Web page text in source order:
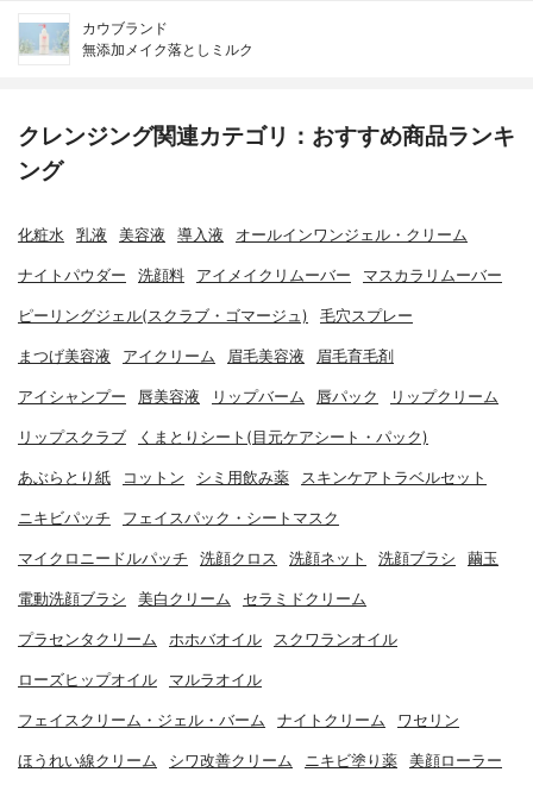
カウブランド
無添加メイク落としミルク
クレンジング関連カテゴリ：おすすめ商品ランキ
ング
化粧水 乳液 美容液 導入液 オールインワンジェル・クリーム
ナイトパウダー 洗顔料 アイメイクリムーバー マスカラリムーバー
ピーリングジェル(スクラブ・ゴマージュ) 毛穴スプレー
まつげ美容液 アイクリーム 眉毛美容液 眉毛育毛剤
アイシャンプー 唇美容液 リップバーム 唇パック リップクリーム
リップスクラブ くまとりシート(目元ケアシート・パック)
あぶらとり紙 コットン シミ用飲み薬 スキンケアトラベルセット
ニキビパッチ フェイスパック・シートマスク
マイクロニードルパッチ 洗顔クロス 洗顔ネット 洗顔ブラシ 繭玉
電動洗顔ブラシ 美白クリーム セラミドクリーム
プラセンタクリーム ホホバオイル スクワランオイル
ローズヒップオイル マルラオイル
フェイスクリーム・ジェル・バーム ナイトクリーム ワセリン
ほうれい線クリーム シワ改善クリーム ニキビ塗り薬 美顔ローラー